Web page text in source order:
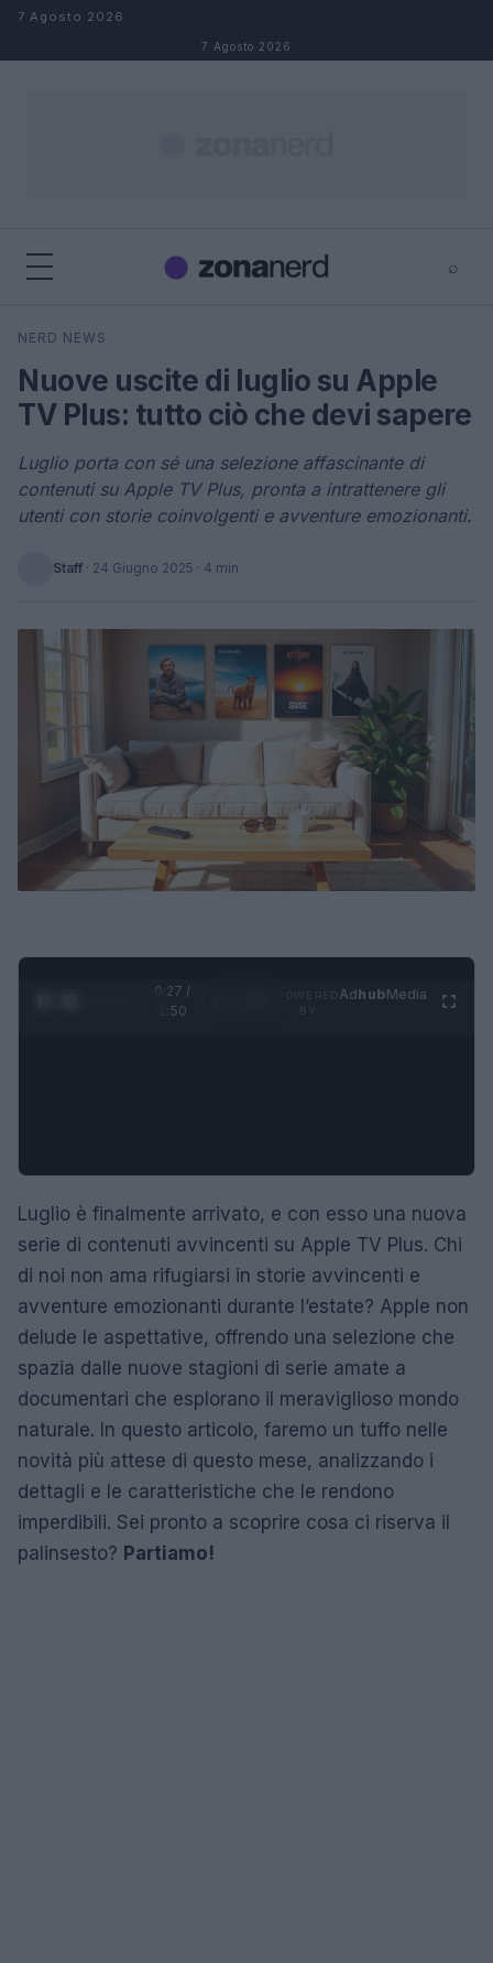
Salta al contenuto
7 Agosto 2026
7 Agosto 2026
⌕
Cerca
NERD NEWS
Nuove uscite di luglio su Apple
TV Plus: tutto ciò che devi sapere
Luglio porta con sé una selezione affascinante di
contenuti su Apple TV Plus, pronta a intrattenere gli
utenti con storie coinvolgenti e avventure emozionanti.
Staff · 24 Giugno 2025 · 4 min
0:27 /
1:50
AdhubMedia
Luglio è finalmente arrivato, e con esso una nuova
serie di contenuti avvincenti su Apple TV Plus. Chi
di noi non ama rifugiarsi in storie avvincenti e
avventure emozionanti durante l’estate? Apple non
delude le aspettative, offrendo una selezione che
spazia dalle nuove stagioni di serie amate a
documentari che esplorano il meraviglioso mondo
naturale. In questo articolo, faremo un tuffo nelle
novità più attese di questo mese, analizzando i
dettagli e le caratteristiche che le rendono
imperdibili. Sei pronto a scoprire cosa ci riserva il
palinsesto? Partiamo!